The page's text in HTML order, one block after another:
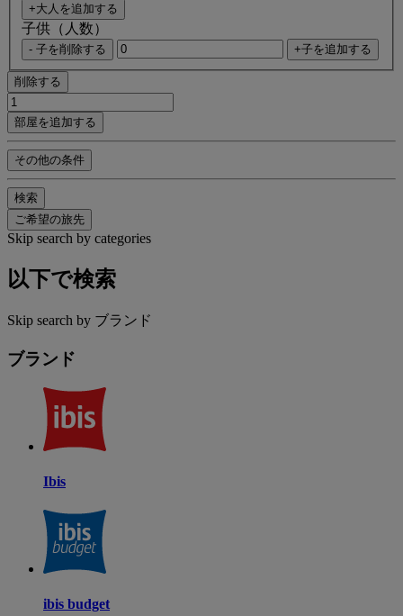
+大人を追加する
子供（人数）
- 子を削除する +子を追加する
削除する
部屋を追加する
その他の条件
検索
ご希望の旅先
Skip search by categories
以下で検索
Skip search by ブランド
ブランド
Ibis
ibis budget